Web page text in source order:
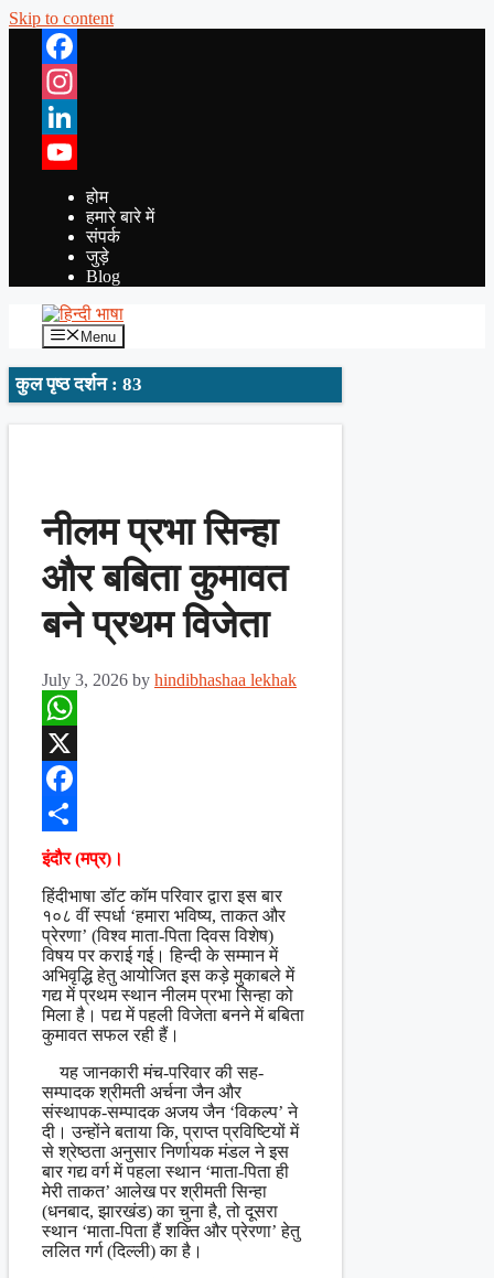
Skip to content
Facebook
Instagram
LinkedIn
YouTube
होम
हमारे बारे में
संपर्क
जुड़े
Blog
Menu
कुल पृष्ठ दर्शन : 83
नीलम प्रभा सिन्हा
और बबिता कुमावत
बने प्रथम विजेता
July 3, 2026 by hindibhashaa lekhak
WhatsApp
X
Facebook
Share
इंदौर (मप्र)।
हिंदीभाषा डॉट कॉम परिवार द्वारा इस बार
१०८ वीं स्पर्धा ‘हमारा भविष्य, ताकत और
प्रेरणा’ (विश्व माता-पिता दिवस विशेष)
विषय पर कराई गई। हिन्दी के सम्मान में
अभिवृद्धि हेतु आयोजित इस कड़े मुकाबले में
गद्य में प्रथम स्थान नीलम प्रभा सिन्हा को
मिला है। पद्य में पहली विजेता बनने में बबिता
कुमावत सफल रही हैं।
यह जानकारी मंच-परिवार की सह-
सम्पादक श्रीमती अर्चना जैन और
संस्थापक-सम्पादक अजय जैन ‘विकल्प’ ने
दी। उन्होंने बताया कि, प्राप्त प्रविष्टियों में
से श्रेष्ठता अनुसार निर्णायक मंडल ने इस
बार गद्य वर्ग में पहला स्थान ‘माता-पिता ही
मेरी ताकत’ आलेख पर श्रीमती सिन्हा
(धनबाद, झारखंड) का चुना है, तो दूसरा
स्थान ‘माता-पिता हैं शक्ति और प्रेरणा’ हेतु
ललित गर्ग (दिल्ली) का है।